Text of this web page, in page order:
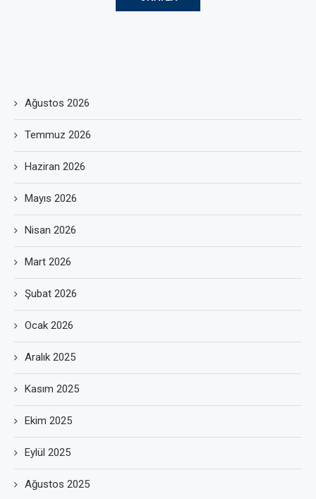
Ağustos 2026
Temmuz 2026
Haziran 2026
Mayıs 2026
Nisan 2026
Mart 2026
Şubat 2026
Ocak 2026
Aralık 2025
Kasım 2025
Ekim 2025
Eylül 2025
Ağustos 2025